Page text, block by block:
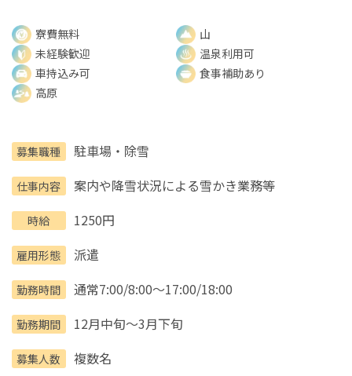
寮費無料
山
未経験歓迎
温泉利用可
車持込み可
食事補助あり
高原
募集職種 駐車場・除雪
仕事内容 案内や降雪状況による雪かき業務等
時給 1250円
雇用形態 派遣
勤務時間 通常7:00/8:00～17:00/18:00
勤務期間 12月中旬～3月下旬
募集人数 複数名